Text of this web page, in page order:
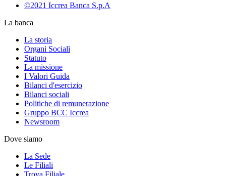
©2021 Iccrea Banca S.p.A
La banca
La storia
Organi Sociali
Statuto
La missione
I Valori Guida
Bilanci d'esercizio
Bilanci sociali
Politiche di remunerazione
Gruppo BCC Iccrea
Newsroom
Dove siamo
La Sede
Le Filiali
Trova Filiale